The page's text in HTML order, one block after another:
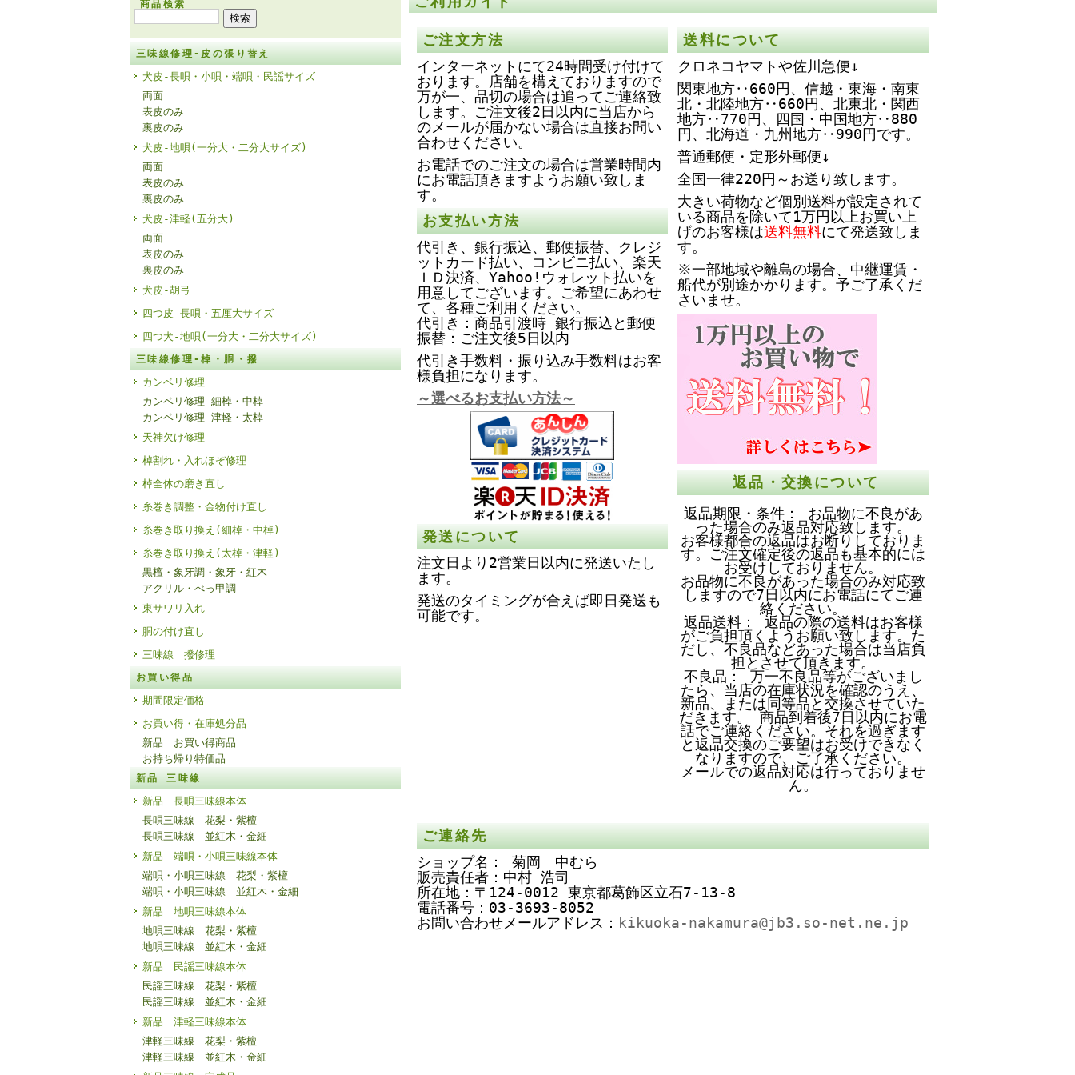
商品検索
三味線修理-皮の張り替え
犬皮-長唄・小唄・端唄・民謡サイズ
両面
表皮のみ
裏皮のみ
犬皮-地唄(一分大・二分大サイズ)
両面
表皮のみ
裏皮のみ
犬皮-津軽(五分大)
両面
表皮のみ
裏皮のみ
犬皮-胡弓
四つ皮-長唄・五厘大サイズ
四つ犬-地唄(一分大・二分大サイズ)
三味線修理-棹・胴・撥
カンベリ修理
カンベリ修理-細棹・中棹
カンベリ修理-津軽・太棹
天神欠け修理
棹割れ・入れほぞ修理
棹全体の磨き直し
糸巻き調整・金物付け直し
糸巻き取り換え(細棹・中棹)
糸巻き取り換え(太棹・津軽)
黒檀・象牙調・象牙・紅木
アクリル・べっ甲調
東サワリ入れ
胴の付け直し
三味線 撥修理
お買い得品
期間限定価格
お買い得・在庫処分品
新品 お買い得商品
お持ち帰り特価品
新品 三味線
新品 長唄三味線本体
長唄三味線 花梨・紫檀
長唄三味線 並紅木・金細
新品 端唄・小唄三味線本体
端唄・小唄三味線 花梨・紫檀
端唄・小唄三味線 並紅木・金細
新品 地唄三味線本体
地唄三味線 花梨・紫檀
地唄三味線 並紅木・金細
新品 民謡三味線本体
民謡三味線 花梨・紫檀
民謡三味線 並紅木・金細
新品 津軽三味線本体
津軽三味線 花梨・紫檀
津軽三味線 並紅木・金細
ご注文方法
インターネットにて24時間受け付けて
おります。店舗を構えておりますので
万が一、品切の場合は追ってご連絡致
します。ご注文後2日以内に当店から
のメールが届かない場合は直接お問い
合わせください。
お電話でのご注文の場合は営業時間内
にお電話頂きますようお願い致しま
す。
お支払い方法
代引き、銀行振込、郵便振替、クレジ
ットカード払い、コンビニ払い、楽天
ＩＤ決済、Yahoo!ウォレット払いを
用意してございます。ご希望にあわせ
て、各種ご利用ください。
代引き：商品引渡時 銀行振込と郵便
振替：ご注文後5日以内
代引き手数料・振り込み手数料はお客
様負担になります。
～選べるお支払い方法～
発送について
注文日より2営業日以内に発送いたし
ます。
発送のタイミングが合えば即日発送も
可能です。
送料について
クロネコヤマトや佐川急便↓
関東地方‥660円、信越・東海・南東
北・北陸地方‥660円、北東北・関西
地方‥770円、四国・中国地方‥880
円、北海道・九州地方‥990円です。
普通郵便・定形外郵便↓
全国一律220円～お送り致します。
大きい荷物など個別送料が設定されて
いる商品を除いて1万円以上お買い上
げのお客様は送料無料にて発送致しま
す。
※一部地域や離島の場合、中継運賃・
船代が別途かかります。予ご了承くだ
さいませ。
返品・交換について
返品期限・条件： お品物に不良があ
った場合のみ返品対応致します。
お客様都合の返品はお断りしておりま
す。ご注文確定後の返品も基本的には
お受けしておりません。
お品物に不良があった場合のみ対応致
しますので7日以内にお電話にてご連
絡ください。
返品送料： 返品の際の送料はお客様
がご負担頂くようお願い致します。た
だし、不良品などあった場合は当店負
担とさせて頂きます。
不良品： 万一不良品等がございまし
たら、当店の在庫状況を確認のうえ、
新品、または同等品と交換させていた
だきます。 商品到着後7日以内にお電
話でご連絡ください。それを過ぎます
と返品交換のご要望はお受けできなく
なりますので、ご了承ください。
メールでの返品対応は行っておりませ
ん。
ご連絡先
ショップ名： 菊岡 中むら
販売責任者：中村 浩司
所在地：〒124-0012 東京都葛飾区立石7-13-8
電話番号：03-3693-8052
お問い合わせメールアドレス： kikuoka-nakamura@jb3.so-net.ne.jp